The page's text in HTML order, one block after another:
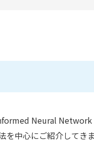
Neural
を中心にご紹介してき